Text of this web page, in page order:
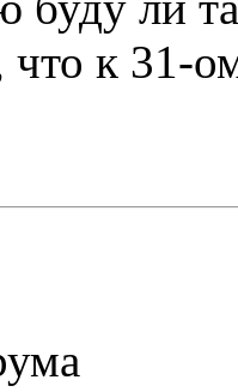
к 31-